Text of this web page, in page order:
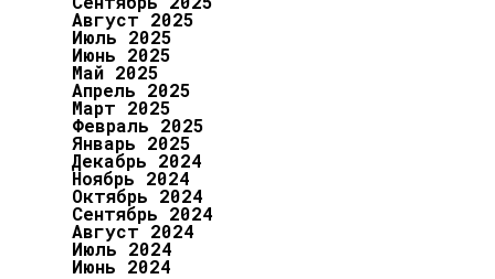
Август 2025
Июль 2025
Июнь 2025
Май 2025
Апрель 2025
Март 2025
Февраль 2025
Январь 2025
Декабрь 2024
Ноябрь 2024
Октябрь 2024
Сентябрь 2024
Август 2024
Июль 2024
Июнь 2024